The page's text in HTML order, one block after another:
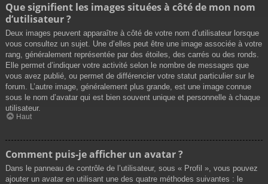
Que signifient les images situées à côté de mon nom
d’utilisateur ?
Deux images peuvent apparaître à côté de votre nom d’utilisateur lorsque
vous consultez un sujet. Une d’elles peut être une image associée à votre
rang, généralement représentée par des étoiles, des carrés ou des ronds.
Elle permet d’indiquer votre activité selon le nombre de messages que
vous avez publié, ou permet de différencier votre statut particulier sur le
forum. L’autre image, généralement plus grande, est une image connue
sous le nom d’avatar qui est bien souvent unique et personnelle à chaque
utilisateur.
Haut
Comment puis-je afficher un avatar ?
Dans le panneau de contrôle de l’utilisateur, sous « Profil », vous pouvez
ajouter un avatar en utilisant une des quatre méthodes suivantes : le